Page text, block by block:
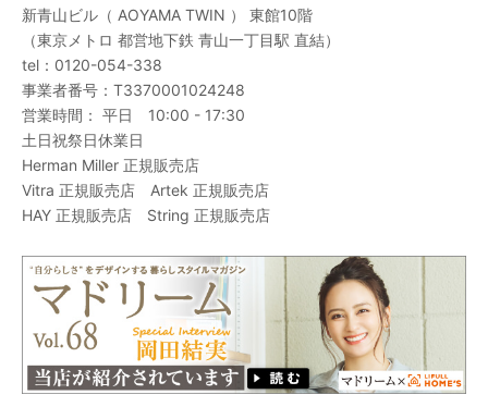
新青山ビル（ AOYAMA TWIN ） 東館10階
（東京メトロ 都営地下鉄 青山一丁目駅 直結）
tel： 0120-054-338
事業者番号：T3370001024248
営業時間： 平日 10:00 - 17:30
土日祝祭日休業日
Herman Miller 正規販売店
Vitra 正規販売店 Artek 正規販売店
HAY 正規販売店 String 正規販売店